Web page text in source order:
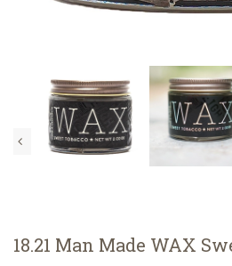
18.21 Man Made WAX